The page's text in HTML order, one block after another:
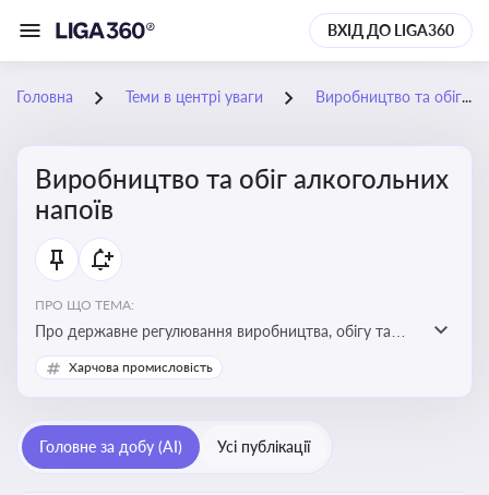
ВХІД ДО LIGA360
Головна Теми в центрі уваги Виробництво та обіг алкогольних напоїв
Виробництво та обіг алкогольних
напоїв
ПРО ЩО ТЕМА:
Про державне регулювання виробництва, обігу та
оподаткування алкогольної продукції, про
ліцензування та правові ризики
Харчова промисловість
Головне за добу (AI) Усі публікації